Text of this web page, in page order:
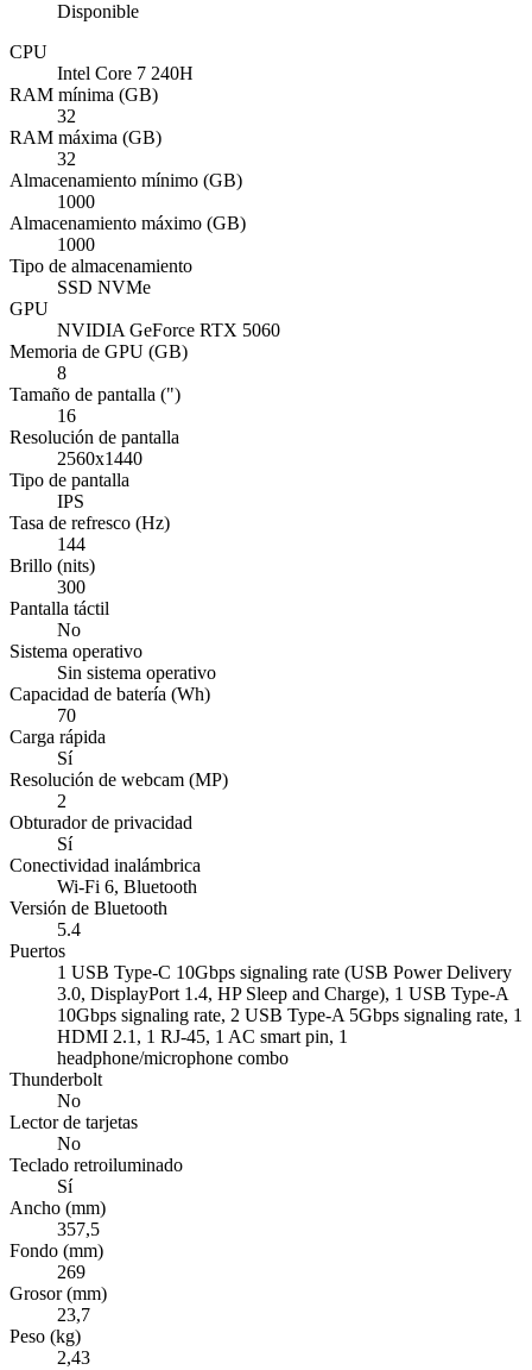
Disponible
CPU
Intel Core 7 240H
RAM mínima (GB)
32
RAM máxima (GB)
32
Almacenamiento mínimo (GB)
1000
Almacenamiento máximo (GB)
1000
Tipo de almacenamiento
SSD NVMe
GPU
NVIDIA GeForce RTX 5060
Memoria de GPU (GB)
8
Tamaño de pantalla (")
16
Resolución de pantalla
2560x1440
Tipo de pantalla
IPS
Tasa de refresco (Hz)
144
Brillo (nits)
300
Pantalla táctil
No
Sistema operativo
Sin sistema operativo
Capacidad de batería (Wh)
70
Carga rápida
Sí
Resolución de webcam (MP)
2
Obturador de privacidad
Sí
Conectividad inalámbrica
Wi-Fi 6, Bluetooth
Versión de Bluetooth
5.4
Puertos
1 USB Type-C 10Gbps signaling rate (USB Power Delivery
3.0, DisplayPort 1.4, HP Sleep and Charge), 1 USB Type-A
10Gbps signaling rate, 2 USB Type-A 5Gbps signaling rate, 1
HDMI 2.1, 1 RJ-45, 1 AC smart pin, 1
headphone/microphone combo
Thunderbolt
No
Lector de tarjetas
No
Teclado retroiluminado
Sí
Ancho (mm)
357,5
Fondo (mm)
269
Grosor (mm)
23,7
Peso (kg)
2,43